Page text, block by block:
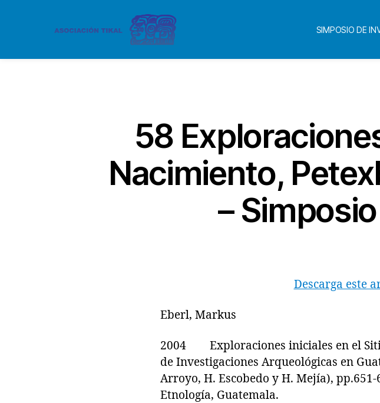
SIMPOSIO DE
58
Nacimiento,
–
Descarga este
Eberl, Markus
2004 Exploraciones iniciales en el
de Investigaciones Arqueológicas en
Arroyo, H. Escobedo y H. Mejía),
Etnología, Guatemala.